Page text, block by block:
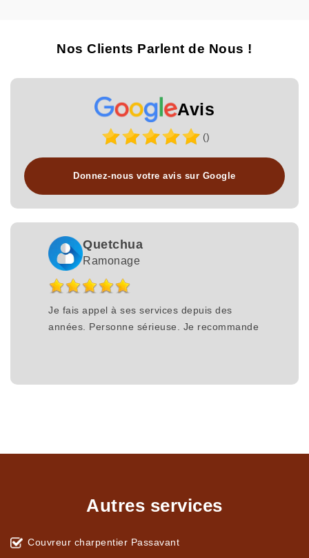
Nos Clients Parlent de Nous !
Avis
()
Donnez-nous votre avis sur Google
Quetchua
Ramonage
Je fais appel à ses services depuis des
années. Personne sérieuse. Je recommande
Autres services
Couvreur charpentier Passavant